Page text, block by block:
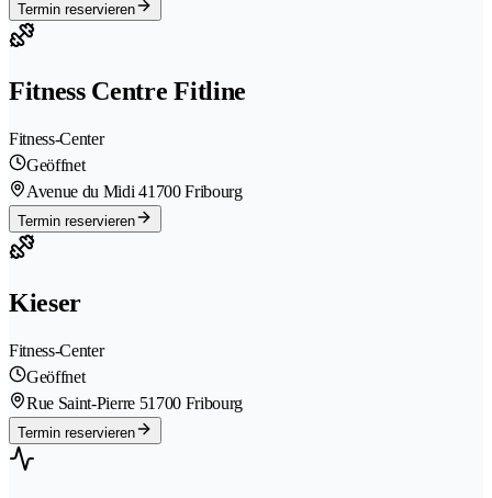
Termin reservieren
Fitness Centre Fitline
Fitness-Center
Geöffnet
Avenue du Midi 41700 Fribourg
Termin reservieren
Kieser
Fitness-Center
Geöffnet
Rue Saint-Pierre 51700 Fribourg
Termin reservieren